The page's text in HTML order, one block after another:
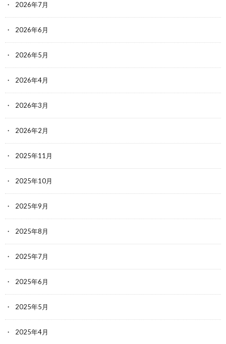
2026年7月
2026年6月
2026年5月
2026年4月
2026年3月
2026年2月
2025年11月
2025年10月
2025年9月
2025年8月
2025年7月
2025年6月
2025年5月
2025年4月